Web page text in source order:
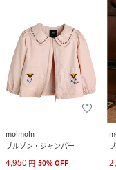
moimoln
ブルゾン・ジャンパー
4,950 円 50%OFF